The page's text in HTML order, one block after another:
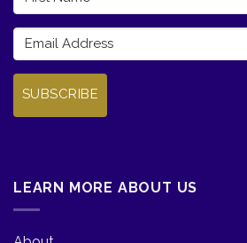
SUBSCRIBE
LEARN MORE ABOUT US